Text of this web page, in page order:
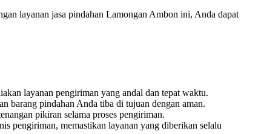
layanan jasa pindahan Lamongan Ambon ini, Anda dapat
layanan pengiriman yang andal dan tepat waktu.
barang pindahan Anda tiba di tujuan dengan aman.
pikiran selama proses pengiriman.
pengiriman, memastikan layanan yang diberikan selalu